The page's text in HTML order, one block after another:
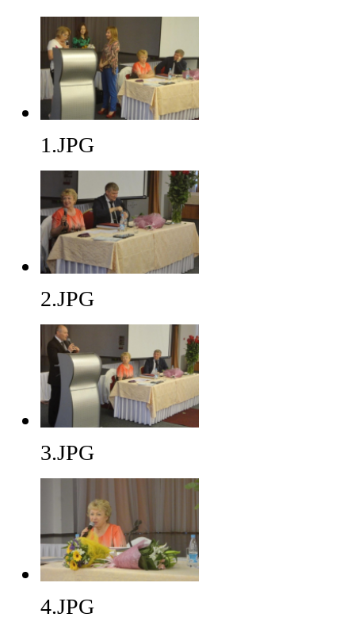
1.JPG
2.JPG
3.JPG
4.JPG